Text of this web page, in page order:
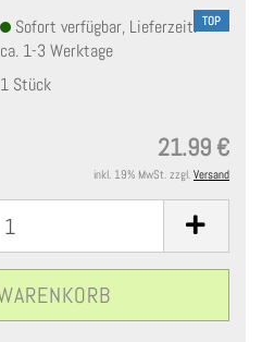
TOP
Sofort verfügbar, Lieferzeit:
ca. 1-3 Werktage
1 Stück
21.99 €
inkl. 19% MwSt. zzgl. Versand